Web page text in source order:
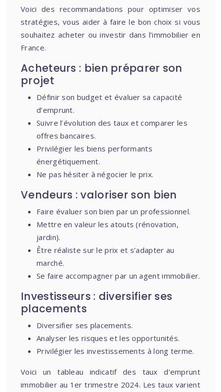
Voici des recommandations pour optimiser vos
stratégies, vous aider à faire le bon choix si vous
souhaitez acheter ou investir dans l’immobilier en
France.
Acheteurs : bien préparer son
projet
Définir son budget et évaluer sa capacité
d’emprunt.
Suivre l’évolution des taux et comparer les
offres bancaires.
Privilégier les biens performants
énergétiquement.
Ne pas hésiter à négocier le prix.
Vendeurs : valoriser son bien
Faire évaluer son bien par un professionnel.
Mettre en valeur les atouts (rénovation,
jardin).
Être réaliste sur le prix et s’adapter au
marché.
Se faire accompagner par un agent immobilier.
Investisseurs : diversifier ses
placements
Diversifier ses placements.
Analyser les risques et les opportunités.
Privilégier les investissements à long terme.
Voici un tableau indicatif des taux d’emprunt
immobilier au 1er trimestre 2024. Les taux varient